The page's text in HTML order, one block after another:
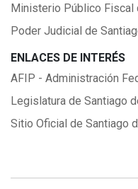
Ministerio Público Fiscal
Poder Judicial de
ENLACES DE INTERÉS
AFIP - Administración
Legislatura de Santiago
Sitio Oficial de Santiago